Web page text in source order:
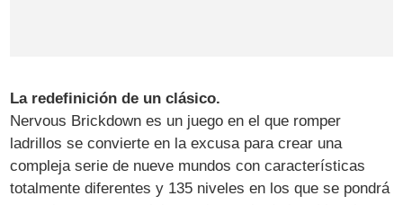
La redefinición de un clásico.
Nervous Brickdown es un juego en el que romper
ladrillos se convierte en la excusa para crear una
compleja serie de nueve mundos con características
totalmente diferentes y 135 niveles en los que se pondrá